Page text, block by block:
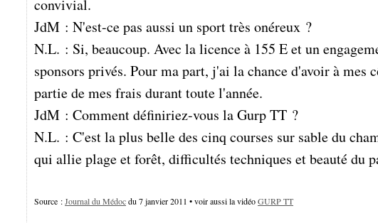
convivial.
JdM : N'est-ce pas aussi un sport très onéreux ?
N.L. : Si, beaucoup. Avec la licence à 155 E et un
sponsors privés. Pour ma part, j'ai la chance d'avoir à mes
partie de mes frais durant toute l'année.
JdM : Comment définiriez-vous la Gurp TT ?
N.L. : C'est la plus belle des cinq courses sur sable du
qui allie plage et forêt, difficultés techniques et beauté du
Source :Journal du Médocdu 7 janvier 2011 • voir aussi la vidéoGURP TT